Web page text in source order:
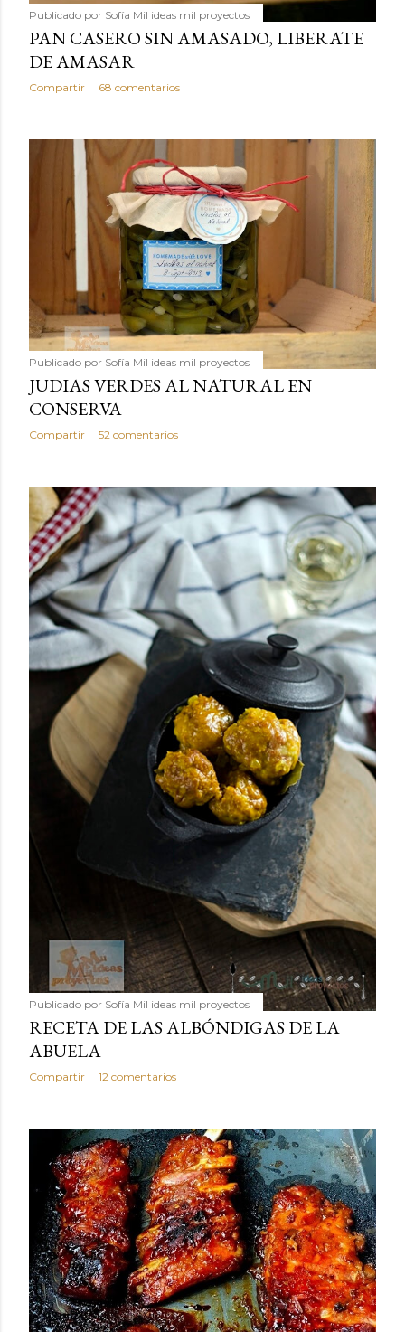
Publicado por Sofía Mil ideas mil proyectos
PAN CASERO SIN AMASADO, LIBERATE
DE AMASAR
Compartir 68 comentarios
Publicado por Sofía Mil ideas mil proyectos
JUDIAS VERDES AL NATURAL EN
CONSERVA
Compartir 52 comentarios
Publicado por Sofía Mil ideas mil proyectos
RECETA DE LAS ALBÓNDIGAS DE LA
ABUELA
Compartir 12 comentarios